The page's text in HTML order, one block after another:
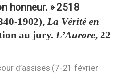
honneur. »2518
1902), La Vérité en
au jury. L’Aurore, 22
d’assises (7-21 février